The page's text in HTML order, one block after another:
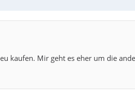
kaufen. Mir geht es eher um die